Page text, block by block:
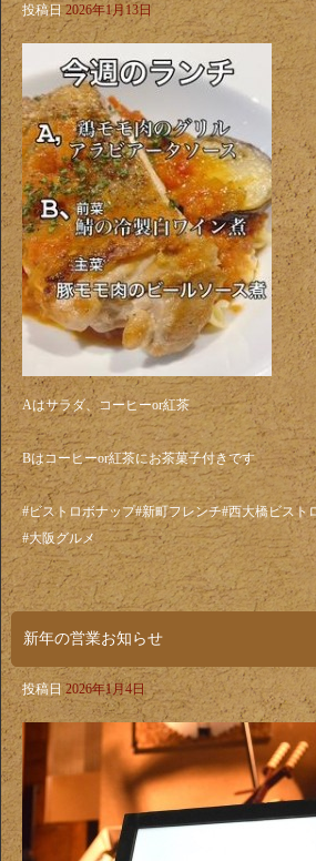
投稿日 2026年1月13日
Aはサラダ、コーヒーor紅茶
Bはコーヒーor紅茶にお茶菓子付きです
#ビストロボナップ#新町フレンチ#西大橋ビスト
#大阪グルメ
新年の営業お知らせ
投稿日 2026年1月4日